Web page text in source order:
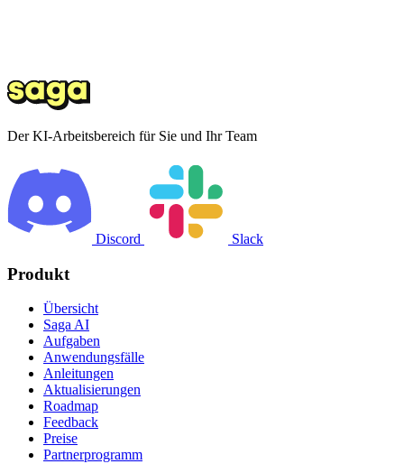
Der KI-Arbeitsbereich für Sie und Ihr Team
Discord Slack
Produkt
Übersicht
Saga AI
Aufgaben
Anwendungsfälle
Anleitungen
Aktualisierungen
Roadmap
Feedback
Preise
Partnerprogramm